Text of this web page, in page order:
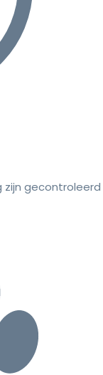
zijn gecontroleerd